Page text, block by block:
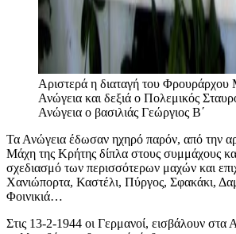
Αριστερά η διαταγή του
Ανώγεια και δεξιά ο Πολεμικός
Ανώγεια ο βασιλιάς Γεώργιος Β΄
Τα Ανώγεια έδωσαν ηχηρό παρόν, από την
Μάχη της Κρήτης δίπλα στους συμμάχους
σχεδιασμό των περισσότερων μαχών και
Χανιώπορτα, Καστέλι, Πύργος, Σφακάκι,
Φοινικιά…
Στις 13-2-1944 οι Γερμανοί, εισβάλουν στα